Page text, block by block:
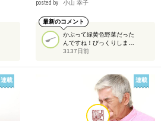
posted by 小山 幸子
最新のコメント
かぶって緑黄色野菜だった
んですね！びっくりしま…
3137日前
連載 連載